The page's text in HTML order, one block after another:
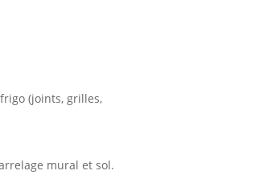
(joints, grilles,
mural et sol.